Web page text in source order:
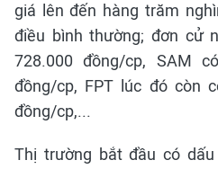
giá lên đến hàng trăm
điều bình thường; đơn cử
728.000 đồng/cp, SAM
đồng/cp, FPT lúc đó còn
đồng/cp,...
Thị trường bắt đầu có